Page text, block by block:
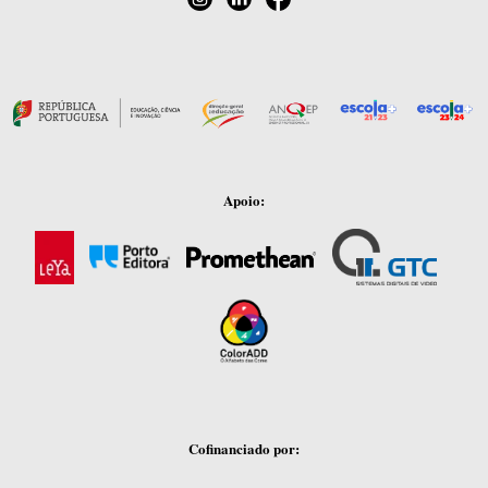
Apoio:
Cofinanciado por: